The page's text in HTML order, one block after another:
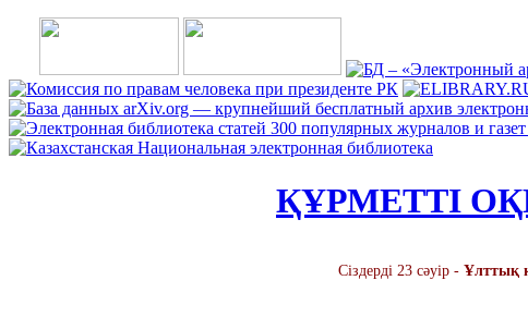
ҚҰРМЕТТІ
Сіздерді 23 сәуір - Ұлттық